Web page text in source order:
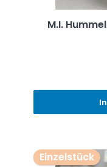
M.I.
Einzelstück